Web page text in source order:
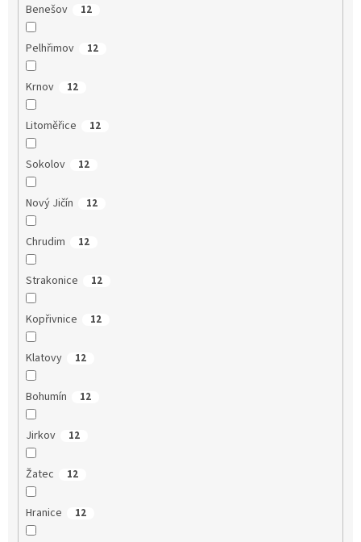
Benešov 12
Pelhřimov 12
Krnov 12
Litoměřice 12
Sokolov 12
Nový Jičín 12
Chrudim 12
Strakonice 12
Kopřivnice 12
Klatovy 12
Bohumín 12
Jirkov 12
Žatec 12
Hranice 12